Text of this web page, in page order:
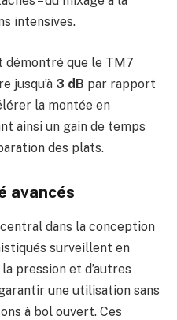
intensives.
démontré que le TM7
jusqu’à 3 dB par rapport
la montée en
ainsi un gain de temps
des plats.
avancés
dans la conception
surveillent en
pression et d’autres
une utilisation sans
à bol ouvert. Ces